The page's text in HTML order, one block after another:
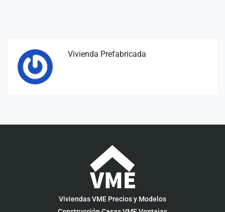
Vivienda Prefabricada
Viviendas VME Precios y Modelos